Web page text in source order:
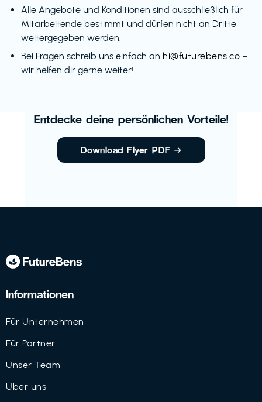
Alle Angebote und Konditionen sind ausschließlich für
Mitarbeitende bestimmt und dürfen nicht an Dritte
weitergegeben werden.
Bei Fragen schreib uns einfach an hi@futurebens.co –
wir helfen dir gerne weiter!
Entdecke deine persönlichen Vorteile!
Download Flyer PDF →
Informationen
Für Unternehmen
Für Partner
Unser Team
Über uns